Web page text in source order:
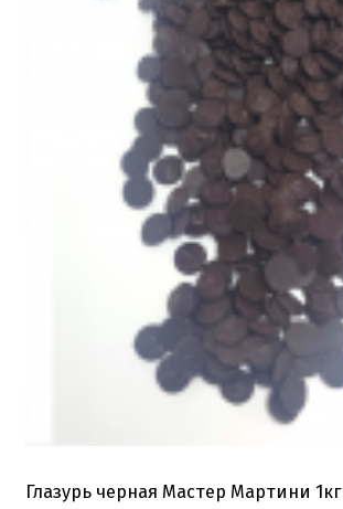
Глазурь черная Мастер Мартини 1кг